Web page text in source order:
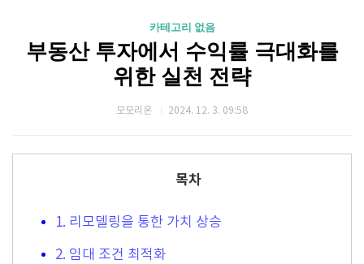
카테고리 없음
부동산 투자에서 수익률 극대화를
위한 실천 전략
모모리온 2024. 12. 3. 09:58
목차
1. 리모델링을 통한 가치 상승
2. 임대 조건 최적화